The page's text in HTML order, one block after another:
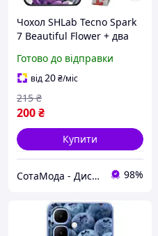
Чохол SHLab Tecno Spark
7 Beautiful Flower + два
Готово до відправки
від20₴/міс
200₴
215 ₴
Купити
СотаМода - Дискаунтер аксесуарів 98%